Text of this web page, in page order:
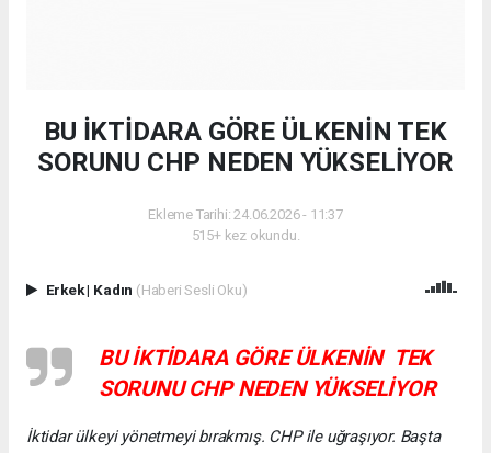
BU İKTİDARA GÖRE ÜLKENİN TEK
SORUNU CHP NEDEN YÜKSELİYOR
Ekleme Tarihi: 24.06.2026 - 11:37
515+ kez okundu.
Erkek| Kadın (Haberi Sesli Oku)
BU İKTİDARA GÖRE ÜLKENİN TEK
SORUNU CHP NEDEN YÜKSELİYOR
İktidar ülkeyi yönetmeyi bırakmış. CHP ile uğraşıyor. Başta